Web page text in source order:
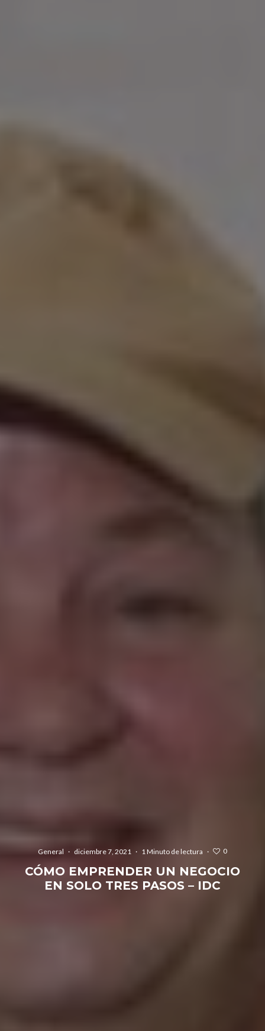
General · diciembre 7, 2021 · 1 Minuto de lectura · 0
CÓMO EMPRENDER UN NEGOCIO
EN SOLO TRES PASOS – IDC